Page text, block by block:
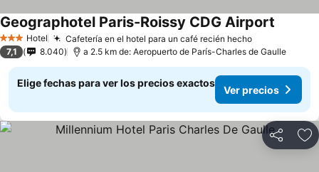
3 Estrellas
Hotel Cafetería en el hotel para un café recién hecho
Geographotel Paris-Roissy CDG Airport
7,1 8.040 a 2.5 km de: Aeropuerto de París-Charles de Gaulle
Elige fechas para ver los precios exactos
Ver precios
Compartir